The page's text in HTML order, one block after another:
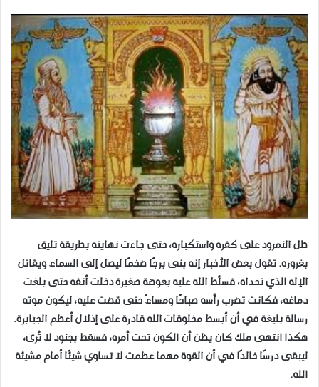
ظل النمرود على كفره واستكباره، حتى جاءت نهايته بطريقة تليق
بغروره. تقول بعض الأخبار إنه بنى برجًا ضخمًا ليصل إلى السماء ويقاتل
الإله الذي تحداه، فسلّط الله عليه بعوضة صغيرة دخلت أنفه حتى بلغت
دماغه، فكانت تضرب رأسه صباحًا ومساءً حتى قضت عليه، ليكون موته
رسالة بليغة في أن أبسط مخلوقات الله قادرة على إذلال أعظم الجبابرة.
هكذا انتهى ملك كان يظن أن الكون تحت أمره، فسقط بجنود لا تُرى،
ليبقى درسًا خالدًا في أن القوة مهما عظمت لا تساوي شيئًا أمام مشيئة
الله.